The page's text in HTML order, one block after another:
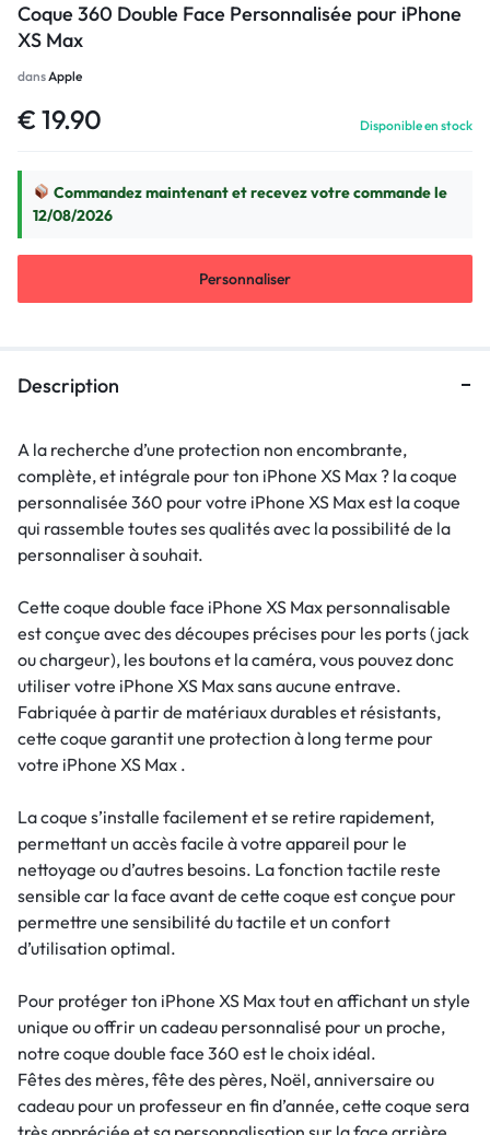
Coque 360 Double Face Personnalisée pour iPhone
XS Max
dansApple
€ 19.90 Disponible en stock
Commandez maintenant et recevez votre commande le
12/08/2026
Personnaliser
Description
A la recherche d’une protection non encombrante,
complète, et intégrale pour ton iPhone XS Max ? la coque
personnalisée 360 pour votre iPhone XS Max est la coque
qui rassemble toutes ses qualités avec la possibilité de la
personnaliser à souhait.
Cette coque double face iPhone XS Max personnalisable
est conçue avec des découpes précises pour les ports (jack
ou chargeur), les boutons et la caméra, vous pouvez donc
utiliser votre iPhone XS Max sans aucune entrave.
Fabriquée à partir de matériaux durables et résistants,
cette coque garantit une protection à long terme pour
votre iPhone XS Max .
La coque s’installe facilement et se retire rapidement,
permettant un accès facile à votre appareil pour le
nettoyage ou d’autres besoins. La fonction tactile reste
sensible car la face avant de cette coque est conçue pour
permettre une sensibilité du tactile et un confort
d’utilisation optimal.
Pour protéger ton iPhone XS Max tout en affichant un style
unique ou offrir un cadeau personnalisé pour un proche,
notre coque double face 360 est le choix idéal.
Fêtes des mères, fête des pères, Noël, anniversaire ou
cadeau pour un professeur en fin d’année, cette coque sera